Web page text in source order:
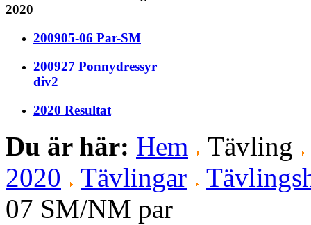
2020
200905-06 Par-SM
200927 Ponnydressyr
div2
2020 Resultat
Du är här: Hem Tävling
2020
Tävlingar
07 SM/NM par